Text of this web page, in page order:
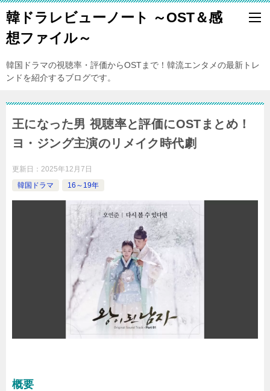
韓ドラレビューノート ～OST＆感
想ファイル～
韓国ドラマの視聴率・評価からOSTまで！韓流エンタメの最新トレ
ンドを紹介するブログです。
王になった男 視聴率と評価にOSTまとめ！
ヨ・ジング主演のリメイク時代劇
更新日： 2025年12月7日
韓国ドラマ
16～19年
概要